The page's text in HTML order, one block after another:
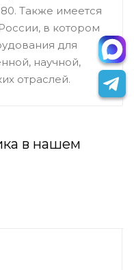
Также имеется
в котором
для
научной,
отраслей.
в нашем